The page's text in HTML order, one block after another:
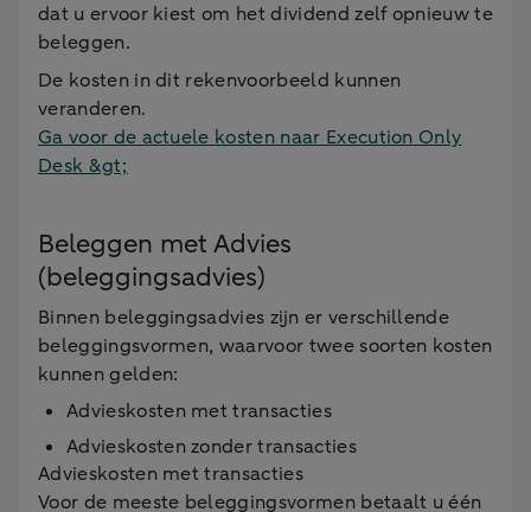
dat u ervoor kiest om het dividend zelf opnieuw te
beleggen.
De kosten in dit rekenvoorbeeld kunnen
veranderen.
Ga voor de actuele kosten naar Execution Only
Desk &gt;
Beleggen met Advies
(beleggingsadvies)
Binnen beleggingsadvies zijn er verschillende
beleggingsvormen, waarvoor twee soorten kosten
kunnen gelden:
Advieskosten met transacties
Advieskosten zonder transacties
Advieskosten met transacties
Voor de meeste beleggingsvormen betaalt u één